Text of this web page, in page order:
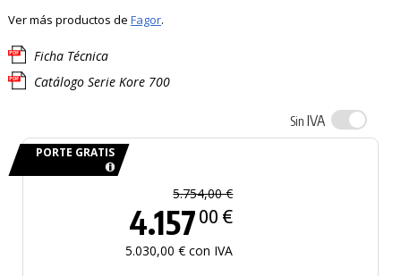
Ver más productos de Fagor.
Ficha Técnica
Catálogo Serie Kore 700
Sin IVA
PORTE GRATIS
5.754,00 €
4.157 00 €
5.030,00 € con IVA